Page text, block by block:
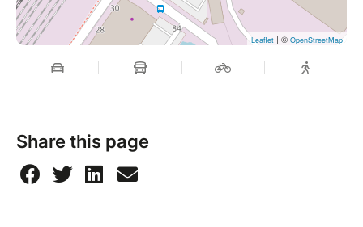
Leaflet | © OpenStreetMap
Share this page